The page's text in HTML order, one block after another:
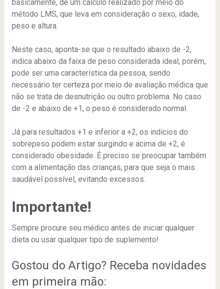
basicamente, de um cálculo realizado por meio do
método LMS, que leva em consideração o sexo, idade,
peso e altura.
Neste caso, aponta-se que o resultado abaixo de -2,
indica abaixo da faixa de peso considerada ideal, porém,
pode ser uma característica da pessoa, sendo
necessário ter certeza por meio de avaliação médica que
não se trata de desnutrição ou outro problema. No caso
de -2 e abaixo de +1, o peso é considerado normal.
Já para resultados +1 e inferior a +2, os indícios do
sobrepeso podem estar surgindo e acima de +2, é
considerado obesidade. É preciso se preocupar também
com a alimentação das crianças, para que seja o mais
saudável possível, evitando excessos.
Importante!
Sempre procure seu médico antes de iniciar qualquer
dieta ou usar qualquer tipo de suplemento!
Gostou do Artigo? Receba novidades
em primeira mão: